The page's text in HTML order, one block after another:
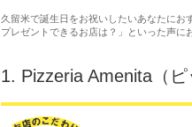
久留米で誕生日をお祝いしたいあなたに
プレゼントできるお店は？」といった声に
1. Pizzeria Amenita（ピ